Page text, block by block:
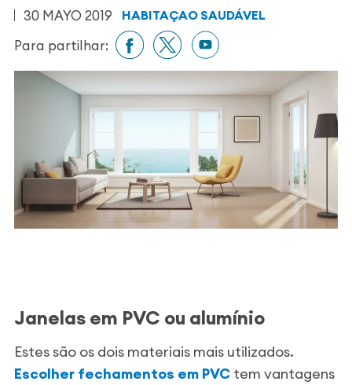
30 MAYO 2019 HABITAÇAO SAUDÁVEL
Para partilhar:
Janelas em PVC ou alumínio
Estes são os dois materiais mais utilizados.
Escolher fechamentos em PVCtem vantagens